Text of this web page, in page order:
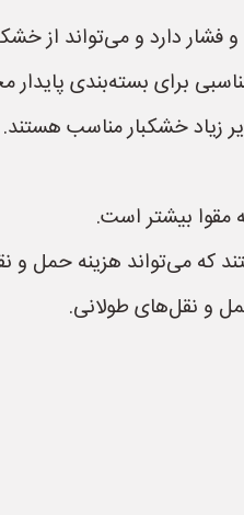
دارد و می‌تواند از
برای بسته‌بندی
زیاد خشکبار مناسب هستند.
مقوا بیشتر است.
که می‌تواند هزینه حمل و
و نقل‌های طولانی.